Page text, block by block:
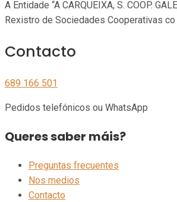
A Entidade “A CARQUEIXA, S. COOP.
Rexistro de Sociedades Cooperativas co
Contacto
689 166 501
Pedidos telefónicos ou WhatsApp
Queres saber máis?
Preguntas frecuentes
Nos medios
Contacto